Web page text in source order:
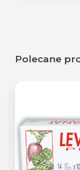
Polecane